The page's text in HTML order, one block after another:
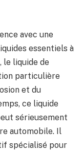
avec une
essentiels à
le liquide de
particulière
et du
ce liquide
sérieusement
automobile. Il
spécialisé pour